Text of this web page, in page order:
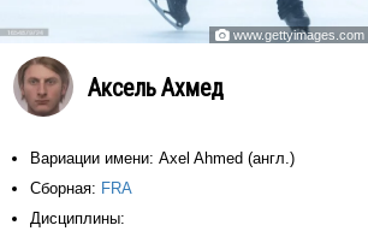
 www.gettyimages.com
Аксель Ахмед
Вариации имени: Axel Ahmed (англ.)
Сборная: FRA
Дисциплины: